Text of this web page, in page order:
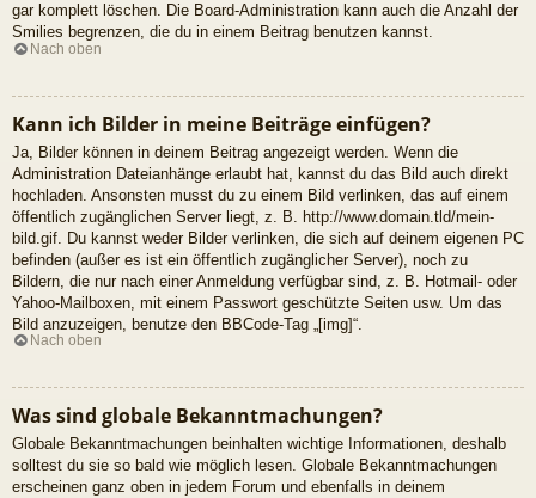
gar komplett löschen. Die Board-Administration kann auch die Anzahl der
Smilies begrenzen, die du in einem Beitrag benutzen kannst.
Nach oben
Kann ich Bilder in meine Beiträge einfügen?
Ja, Bilder können in deinem Beitrag angezeigt werden. Wenn die
Administration Dateianhänge erlaubt hat, kannst du das Bild auch direkt
hochladen. Ansonsten musst du zu einem Bild verlinken, das auf einem
öffentlich zugänglichen Server liegt, z. B. http://www.domain.tld/mein-
bild.gif. Du kannst weder Bilder verlinken, die sich auf deinem eigenen PC
befinden (außer es ist ein öffentlich zugänglicher Server), noch zu
Bildern, die nur nach einer Anmeldung verfügbar sind, z. B. Hotmail- oder
Yahoo-Mailboxen, mit einem Passwort geschützte Seiten usw. Um das
Bild anzuzeigen, benutze den BBCode-Tag „[img]“.
Nach oben
Was sind globale Bekanntmachungen?
Globale Bekanntmachungen beinhalten wichtige Informationen, deshalb
solltest du sie so bald wie möglich lesen. Globale Bekanntmachungen
erscheinen ganz oben in jedem Forum und ebenfalls in deinem